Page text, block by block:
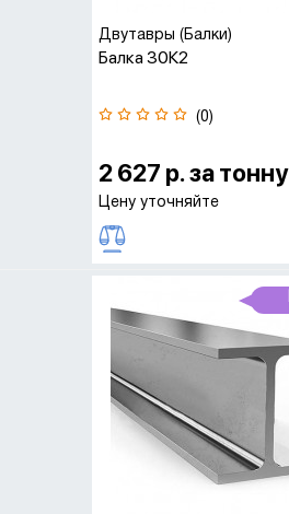
Двутавры (Балки)
Балка 30К2
(0)
2 627 р. за тонну
Цену уточняйте